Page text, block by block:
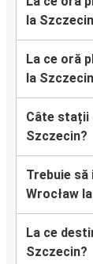
la
La ce oră
la
Câte stații
Szczecin?
Trebuie
Wrocław
La ce
Szczecin?